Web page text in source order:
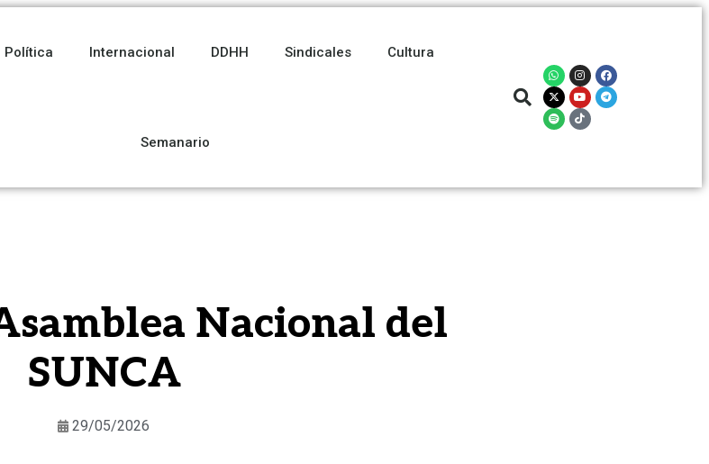
Política Internacional DDHH Sindicales Cultura
Semanario
Nacional del
SUNCA
29/05/2026